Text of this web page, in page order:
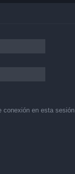
conexión en esta sesión